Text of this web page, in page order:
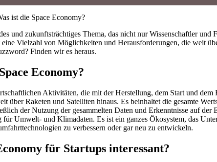
ist die Space Economy?
und zukunftsträchtiges Thema, das nicht nur Wissenschaftler
Vielzahl von Möglichkeiten und Herausforderungen, die weit
Finden wir es heraus.
Economy?
Aktivitäten, die mit der Herstellung, dem Start und
über Raketen und Satelliten hinaus. Es beinhaltet die gesamte
der Nutzung der gesammelten Daten und Erkenntnisse auf
für Umwelt- und Klimadaten. Es ist ein ganzes Ökosystem, das
zu verbessern oder gar neu zu entwickeln.
für Startups interessant?